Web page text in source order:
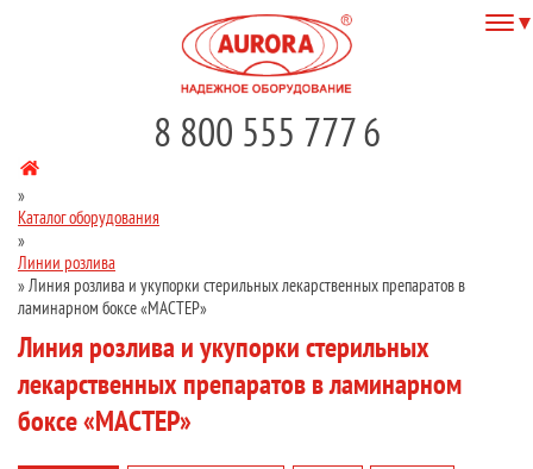
8 800 555 777 6
»
Каталог оборудования
»
Линии розлива
»Линия розлива и укупорки стерильных лекарственных препаратов в
ламинарном боксе «МАСТЕР»
Линия розлива и укупорки стерильных
лекарственных препаратов в ламинарном
боксе «МАСТЕР»